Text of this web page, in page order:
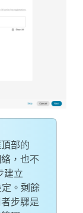
部的
，也不
建立
。剩餘
步驟是